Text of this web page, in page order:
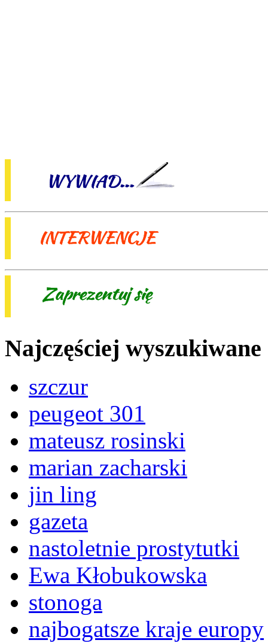
Najczęściej wyszukiwane
szczur
peugeot 301
mateusz rosinski
marian zacharski
jin ling
gazeta
nastoletnie prostytutki
Ewa Kłobukowska
stonoga
najbogatsze kraje europy